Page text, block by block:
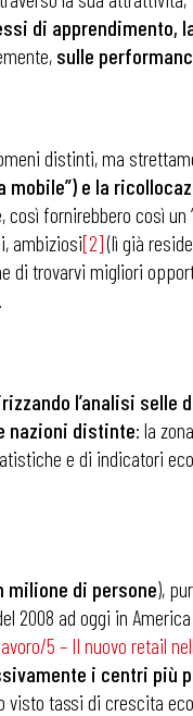
di apprendimento,
sulle
distinti, ma
e la
fornirebbero così un
ambiziosi[2](lì già
di trovarvi migliori
l’analisi
nazioni distinte: la
e di indicatori
milione di persone),
2008 ad oggi in
5 – Il nuovo retail
i centri più
visto tassi di crescita